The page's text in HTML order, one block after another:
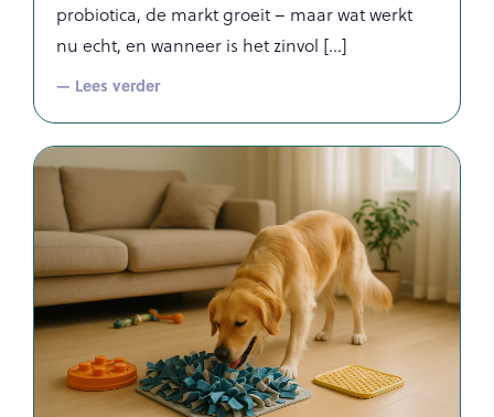
probiotica, de markt groeit – maar wat werkt
nu echt, en wanneer is het zinvol
— Lees verder